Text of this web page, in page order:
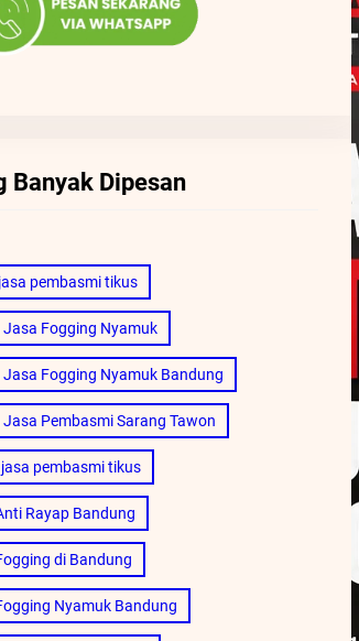
Banyak Dipesan
pembasmi tikus
Jasa Fogging Nyamuk
Jasa Fogging Nyamuk Bandung
Jasa Pembasmi Sarang Tawon
pembasmi tikus
Rayap Bandung
di Bandung
Nyamuk Bandung